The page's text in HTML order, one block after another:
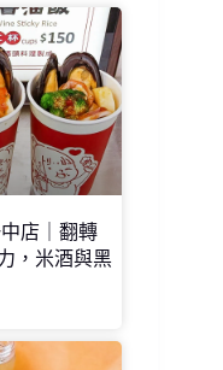
店｜翻轉
，米酒與黑